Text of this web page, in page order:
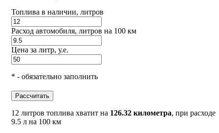
Топлива в наличии, литров
Расход автомобиля, литров на 100 км
Цена за литр, у.е.
* - обязательно заполнить
Рассчитать
12 литров топлива хватит на 126.32 километра, при расходе
9.5 л на 100 км